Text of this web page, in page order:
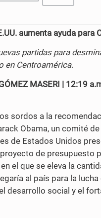
aumenta ayuda para
partidas para
en Centroamérica.
MASERI | 12:19
sordos a la
Obama, un comité
de Estados Unidos
de presupuesto
el que se eleva la
al país para la
desarrollo social y el